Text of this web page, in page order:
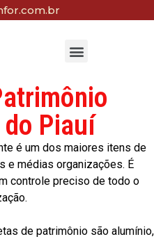
Piauí
é um dos maiores itens de
e médias organizações. É
controle preciso de todo o
de patrimônio são alumínio,